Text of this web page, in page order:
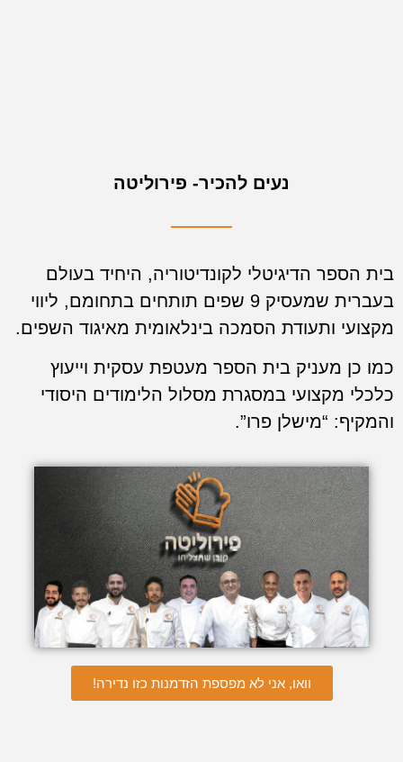
נעים להכיר- פירוליטה
בית הספר הדיגיטלי לקונדיטוריה, היחיד בעולם
בעברית שמעסיק 9 שפים תותחים בתחומם, ליווי
מקצועי ותעודת הסמכה בינלאומית מאיגוד השפים.
כמו כן מעניק בית הספר מעטפת עסקית וייעוץ
כלכלי מקצועי במסגרת מסלול הלימודים היסודי
והמקיף: “מישלן פרו”.
וואו, אני לא מפספת הזדמנות כזו נדירה!